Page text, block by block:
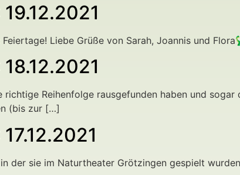
Liebe Grüße von Sarah, Joannis und
Reihenfolge rausgefunden haben und sogar
(bis zur […]
der sie im Naturtheater Grötzingen gespielt